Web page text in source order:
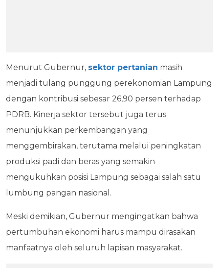
Menurut Gubernur, sektor pertanian masih
menjadi tulang punggung perekonomian Lampung
dengan kontribusi sebesar 26,90 persen terhadap
PDRB. Kinerja sektor tersebut juga terus
menunjukkan perkembangan yang
menggembirakan, terutama melalui peningkatan
produksi padi dan beras yang semakin
mengukuhkan posisi Lampung sebagai salah satu
lumbung pangan nasional.
Meski demikian, Gubernur mengingatkan bahwa
pertumbuhan ekonomi harus mampu dirasakan
manfaatnya oleh seluruh lapisan masyarakat.